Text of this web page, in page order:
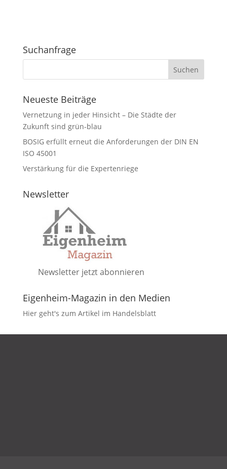
Suchanfrage
Neueste Beiträge
Vernetzung in jeder Hinsicht – Die Städte der
Zukunft sind grün-blau
BOSIG erfüllt erneut die Anforderungen der DIN EN
ISO 45001
Verstärkung für die Expertenriege
Newsletter
Newsletter jetzt abonnieren
Eigenheim-Magazin in den Medien
Hier geht's zum Artikel im Handelsblatt
DATENSCHUTZ